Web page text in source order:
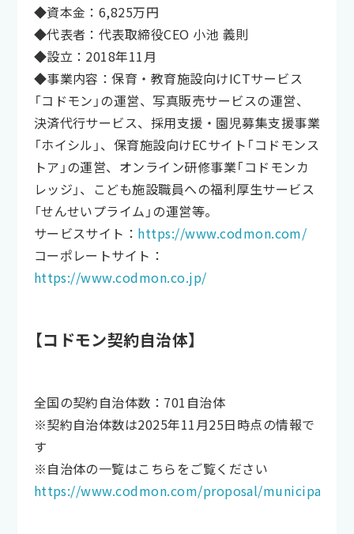
◆資本金：6,825万円
◆代表者：代表取締役CEO 小池 義則
◆設立：2018年11月
◆事業内容：保育・教育施設向けICTサービス
「コドモン」の運営、写真販売サービスの運営、
決済代行サービス、採用支援・園児募集支援事業
「ホイシル」、保育施設向けECサイト「コドモンス
トア」の運営、オンライン研修事業「コドモンカ
レッジ」、こども施設職員への福利厚生サービス
「せんせいプライム」の運営等。
サービスサイト： https://www.codmon.com/
コーポレートサイト：
https://www.codmon.co.jp/
【コドモン契約自治体】
全国の契約自治体数：701自治体
※契約自治体数は2025年11月25日時点の情報で
す
※自治体の一覧はこちらをご覧ください
https://www.codmon.com/proposal/municipality/